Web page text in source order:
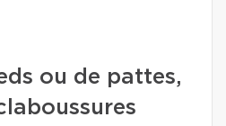
ou de pattes,